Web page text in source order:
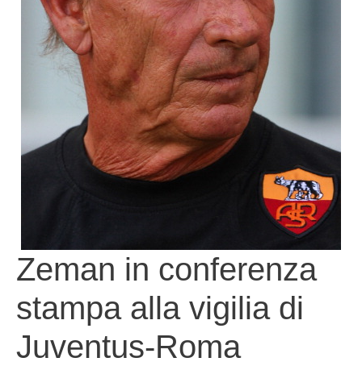
Zeman in conferenza
stampa alla vigilia di
Juventus-Roma